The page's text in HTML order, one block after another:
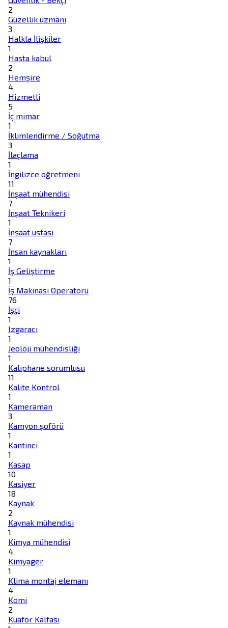
2
Güzellik uzmanı
3
Halkla İlişkiler
1
Hasta kabul
2
Hemşire
4
Hizmetli
5
İç mimar
1
İklimlendirme / Soğutma
3
İlaçlama
1
İngilizce öğretmeni
11
İnşaat mühendisi
7
İnşaat Teknikeri
1
İnşaat ustası
7
İnsan kaynakları
1
İş Geliştirme
1
İş Makinası Operatörü
76
İşçi
1
Izgaracı
1
Jeoloji mühendisliği
1
Kalıphane sorumlusu
11
Kalite Kontrol
1
Kameraman
3
Kamyon şoförü
1
Kantinci
1
Kasap
10
Kasiyer
18
Kaynak
2
Kaynak mühendisi
1
Kimya mühendisi
4
Kimyager
1
Klima montaj elemanı
4
Komi
2
Kuaför Kalfası